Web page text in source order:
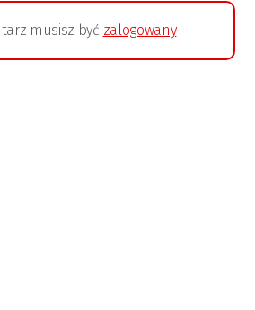
musisz być zalogowany